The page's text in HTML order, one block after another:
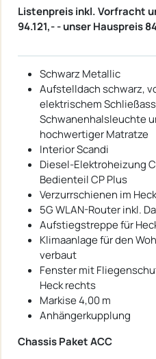
Listenpreis inkl. Vorfracht
94.121,- - unser Hauspreis
Schwarz Metallic
Aufstelldach schwarz,
elektrischem
Schwanenhalsleuchte
hochwertiger Matratze
Interior Scandi
Diesel-Elektroheizung
Bedienteil CP Plus
Verzurrschienen im
5G WLAN-Router inkl.
Aufstiegstreppe für
Klimaanlage für den
verbaut
Fenster mit
Heck rechts
Markise 4,00 m
Anhängerkupplung
Chassis Paket ACC